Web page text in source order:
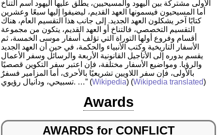
الأولى مشتركة بين اليهود والمسيحيين، يطلق عليها اليهود اسم التناخ
أما المسيحيون فيسمونها العهد القديم، ليضيفوا إليها سبعًا وعشرين
كتابًا آخر يشكلون العهد الجديد. إلى جانب هذا التقسيم العام، هناك
التقسيم التخصصي، فالتناخ أو العهد القديم، يتكون من مجموعة
أقسام وفروع أولها التوراة التي تؤلف أسفار موسى الخمسة، ثم
الأسفار التاريخية وكتب الأنبياء والحكمة، في حين أن العهد الجديد
يقسم بدوره إلى الأناجيل القانونية الأربعة والرسائل وسفر الأعمال
والرؤيا. ومواضيع الأسفار مختلفة، فإن اعتبر سفر التكوين قصصيًا
بالأولى، فإن سفر اللاويين تشريعيًا بالأحرى، أما المزامير فسفرٌ
تسبيحي، ودانيال رؤيوي. …” (Wikipedia) (Wikipedia translated)
Awards
AWARDS for CONFLICT